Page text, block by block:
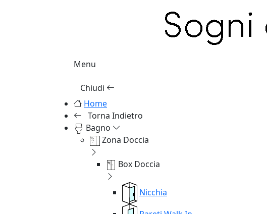
Menu
Chiudi
Home
Torna Indietro
Bagno
Zona Doccia
Box Doccia
Nicchia